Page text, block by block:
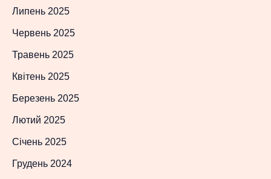
Липень 2025
Червень 2025
Травень 2025
Квітень 2025
Березень 2025
Лютий 2025
Січень 2025
Грудень 2024